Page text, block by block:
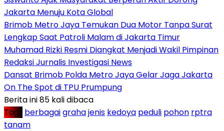
Jakarta Menuju Kota Global
Brimob Metro Jaya Temukan Dua Motor Tanpa Surat
Lengkap Saat Patroli Malam di Jakarta Timur
Muhamad Rizki Resmi Diangkat Menjadi Wakil Pimpinan
Redaksi Jurnalis Investigasi News
Dansat Brimob Polda Metro Jaya Gelar Jaga Jakarta
On The Spot di TPU Prumpung
Berita ini 85 kali dibaca
Tag : berbagaigrahajenis kedoya peduli pohon rptra
tanam